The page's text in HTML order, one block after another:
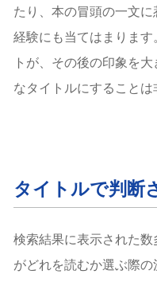
たり、本の冒頭の一文
経験にも当てはまりま
トが、その後の印象を
なタイトルにすることは
タイトルで判断
検索結果に表示された
がどれを読むか選ぶ際